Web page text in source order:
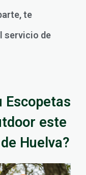
te
servicio de
Escopetas
este
Huelva?